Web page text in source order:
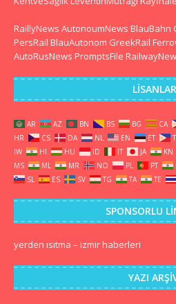
RaillyNews AutonoumNews BlauBahn
PersRail BlauAutonom GreekRail
AutoRusNews PromptsFile
LISANLAR
AR AZ BN BS BG CA
HR
CS DA NL EN ET
IW
HI HU ID IT JA KN
MS
ML MR NO PL PT
SL
ES SV TG TA TE
SPONSORLU
yerden ısıtma – izmir haberleri
YAZI